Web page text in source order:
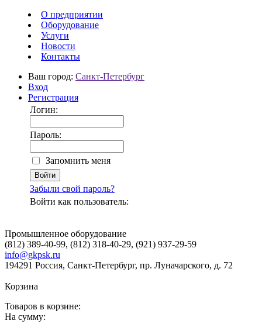
О предприятии
Оборудование
Услуги
Новости
Контакты
Ваш город: Санкт-Петербург
Вход
Регистрация
Логин:
Пароль:
Запомнить меня
Забыли свой пароль?
Войти как пользователь:
Промышленное оборудование
(812) 389-40-99, (812) 318-40-29, (921) 937-29-59
info@gkpsk.ru
194291 Россия, Санкт-Петербург, пр. Луначарского, д. 72
Корзина
Товаров в корзине:
На сумму: